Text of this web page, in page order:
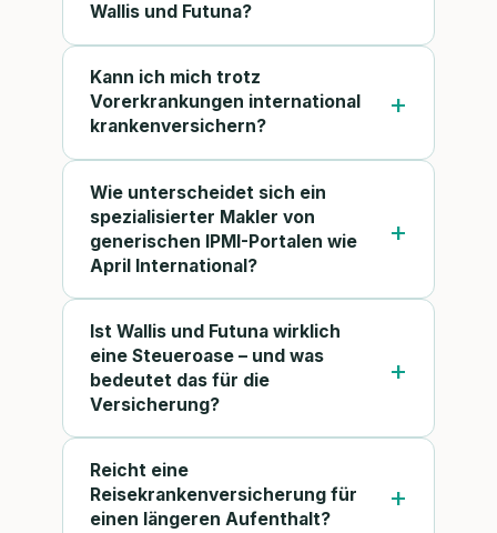
Wallis und Futuna?
Kann ich mich trotz
Vorerkrankungen international
krankenversichern?
Wie unterscheidet sich ein
spezialisierter Makler von
generischen IPMI-Portalen wie
April International?
Ist Wallis und Futuna wirklich
eine Steueroase – und was
bedeutet das für die
Versicherung?
Reicht eine
Reisekrankenversicherung für
einen längeren Aufenthalt?